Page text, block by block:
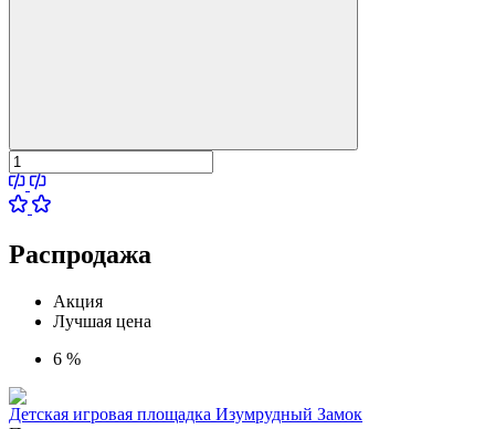
Распродажа
Акция
Лучшая цена
6 %
Детская игровая площадка Изумрудный Замок